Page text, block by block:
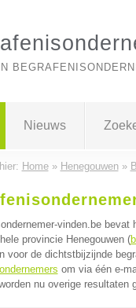
Nieuws
Home» Henegouwen»
vinden.be bevat
provincie Henegouwen (
voor de dichtstbijzijnde
om via één e-
nu overige resultaten